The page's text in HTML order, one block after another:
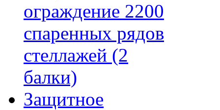
ограждение 2200
спаренных рядов
стеллажей (2
балки)
Защитное